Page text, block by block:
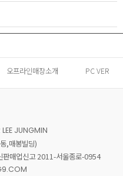
오프라인매장소개 PC VER
JUNGMIN
,매봉빌딩)
매업신고 2011-서울종로-0954